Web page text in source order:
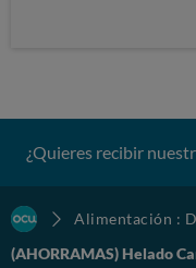
¿Quieres recibir
Alimentación :
(AHORRAMAS) Helado